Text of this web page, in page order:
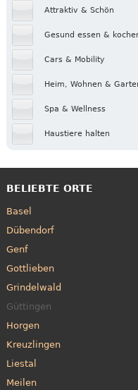
Attraktiv & Schön
Gesund essen &
Cars & Mobility
Heim, Wohnen &
Spa & Wellness
Haustiere halten
BELIEBTE ORTE
Basel
Dübendorf
Genf
Gottlieben
Grindelwald
Güttingen
Horgen
Kreuzlingen
Liestal
Meilen